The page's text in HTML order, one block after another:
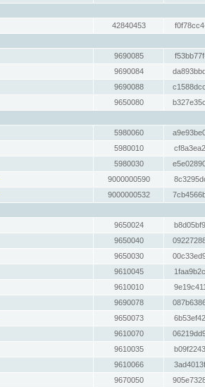
42840453
9690085
9690084
9690088
9650080
5980060
5980010
5980030
9000000590
9000000532
9650024
9650040
9650030
9610045
9610010
9690078
9650073
9610070
9610035
9610066
9670050